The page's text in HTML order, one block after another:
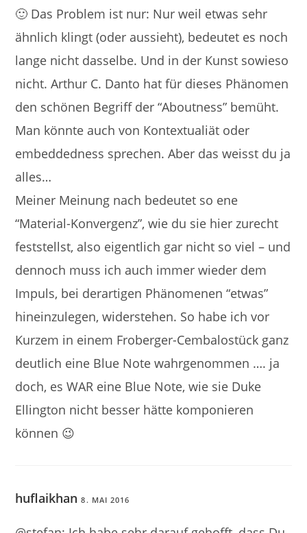
🙂 Das Problem ist nur: Nur weil etwas sehr
ähnlich klingt (oder aussieht), bedeutet es noch
lange nicht dasselbe. Und in der Kunst sowieso
nicht. Arthur C. Danto hat für dieses Phänomen
den schönen Begriff der “Aboutness” bemüht.
Man könnte auch von Kontextualiät oder
embeddedness sprechen. Aber das weisst du ja
alles…
Meiner Meinung nach bedeutet so ene
“Material-Konvergenz”, wie du sie hier zurecht
feststellst, also eigentlich gar nicht so viel – und
dennoch muss ich auch immer wieder dem
Impuls, bei derartigen Phänomenen “etwas”
hineinzulegen, widerstehen. So habe ich vor
Kurzem in einem Froberger-Cembalostück ganz
deutlich eine Blue Note wahrgenommen …. ja
doch, es WAR eine Blue Note, wie sie Duke
Ellington nicht besser hätte komponieren
können 😉
huflaikhan 8. MAI 2016